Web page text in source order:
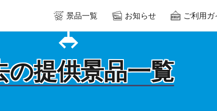
景品一覧 お知らせ ご利用ガ
の提供景品一覧